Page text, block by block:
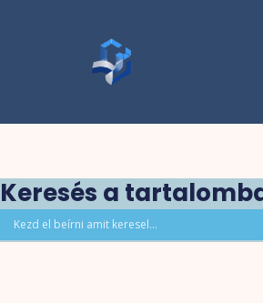
Keresés a